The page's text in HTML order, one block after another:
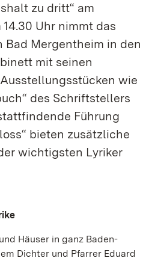
zu dritt“ am
Uhr nimmt das
Bad Mergentheim in den
mit seinen
wie
des Schriftstellers
Führung
bieten zusätzliche
wichtigsten Lyriker
Häuser in ganz Baden-
Dichter und Pfarrer Eduard